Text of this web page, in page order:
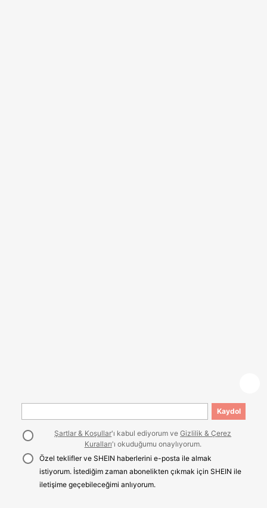
Kaydol
Şartlar & Koşullar'ı kabul ediyorum veGizlilik & Çerez
Kuralları'ı okuduğumu onaylıyorum.
Özel teklifler ve SHEIN haberlerini e-posta ile almak
istiyorum. İstediğim zaman abonelikten çıkmak için SHEIN ile
iletişime geçebileceğimi anlıyorum.